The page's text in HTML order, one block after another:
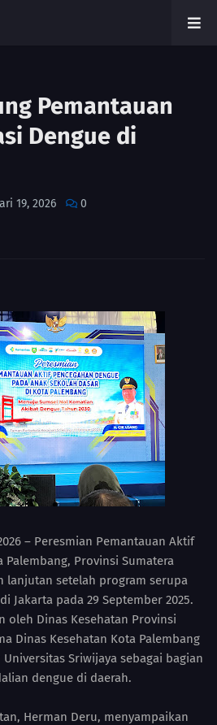
Pemantauan
Dengue di
19, 2026 0
– Peresmian Pemantauan Aktif
Palembang, Provinsi Sumatera
lanjutan setelah program serupa
Jakarta pada 29 September 2025.
oleh Dinas Kesehatan Provinsi
Dinas Kesehatan Kota Palembang
Sriwijaya sebagai bagian
dengue di daerah.
Herman Deru, menyampaikan